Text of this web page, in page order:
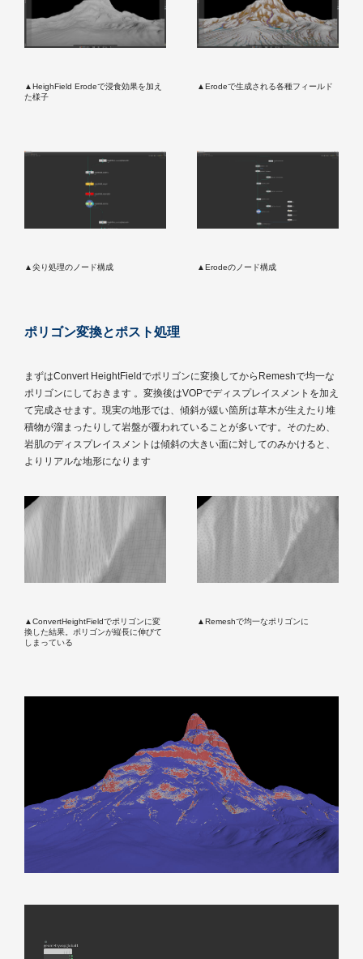
▲HeighField Erodeで浸食効果を加え
た様子
▲Erodeで生成される各種フィールド
▲尖り処理のノード構成 ▲Erodeのノード構成
ポリゴン変換とポスト処理
まずはConvert HeightFieldでポリゴンに変換してからRemeshで均一な
ポリゴンにしておきます 。変換後はVOPでディスプレイスメントを加え
て完成させます。現実の地形では、傾斜が緩い箇所は草木が生えたり堆
積物が溜まったりして岩盤が覆われていることが多いです。そのため、
岩肌のディスプレイスメントは傾斜の大きい面に対してのみかけると、
よりリアルな地形になります
▲ConvertHeightFieldでポリゴンに変
換した結果。ポリゴンが縦長に伸びて
しまっている
▲Remeshで均一なポリゴンに